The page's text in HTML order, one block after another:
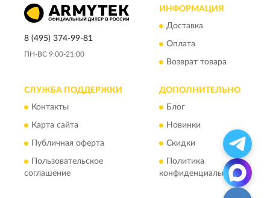
8 (495) 374-99-81
ПН-ВС 9:00-21:00
ИНФОРМАЦИЯ
Доставка
Оплата
Возврат товара
СЛУЖБА ПОДДЕРЖКИ
Контакты
Карта сайта
Публичная оферта
Пользовательское
соглашение
ДОПОЛНИТЕЛЬНО
Блог
Новинки
Скидки
Политика
конфиденциальности